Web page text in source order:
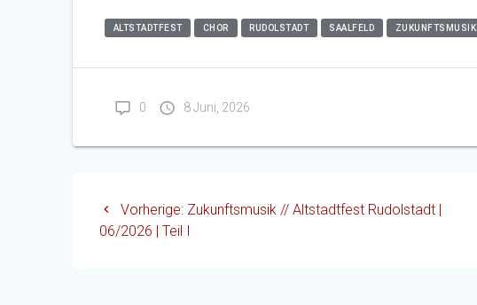
ALTSTADTFEST CHOR RUDOLSTADT SAALFELD ZUKUNFTSMUSIK
0 8 Juni, 2026
Beitragsnavigation
Vorherige: Vorheriger
Beitrag:
Zukunftsmusik // Altstadtfest Rudolstadt |
06/2026 | Teil I